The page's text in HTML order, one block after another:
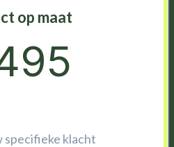
op maat
specifieke klacht